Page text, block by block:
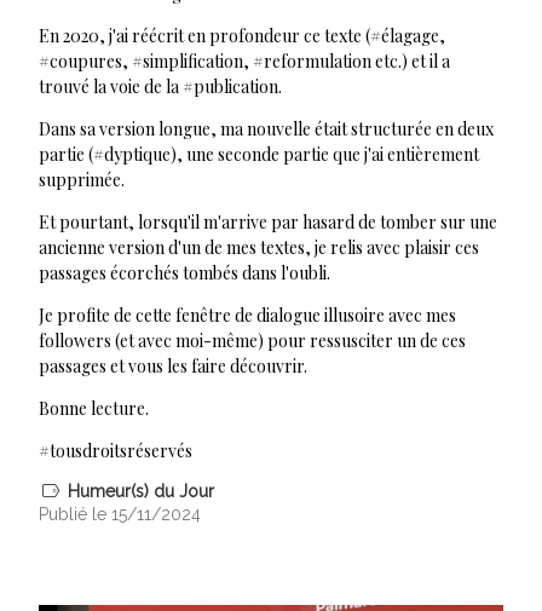
En 2020, j'ai réécrit en profondeur ce texte (#élagage,
#coupures, #simplification, #reformulation etc.) et il a
trouvé la voie de la #publication.
Dans sa version longue, ma nouvelle était structurée en deux
partie (#dyptique), une seconde partie que j'ai entièrement
supprimée.
Et pourtant, lorsqu'il m'arrive par hasard de tomber sur une
ancienne version d'un de mes textes, je relis avec plaisir ces
passages écorchés tombés dans l'oubli.
Je profite de cette fenêtre de dialogue illusoire avec mes
followers (et avec moi-même) pour ressusciter un de ces
passages et vous les faire découvrir.
Bonne lecture.
#tousdroitsréservés
Humeur(s) du Jour
Publié le 15/11/2024